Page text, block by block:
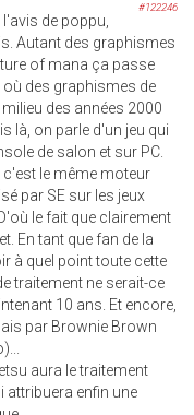
#122246
de poppu,
Autant des graphismes
of mana ça passe
des graphismes de
des années 2000
là, on parle d'un jeu qui
de salon et sur PC.
c'est le même moteur
par SE sur les jeux
le fait que clairement
En tant que fan de la
à quel point toute cette
traitement ne serait-ce
10 ans. Et encore,
par Brownie Brown
aura le traitement
attribuera enfin une